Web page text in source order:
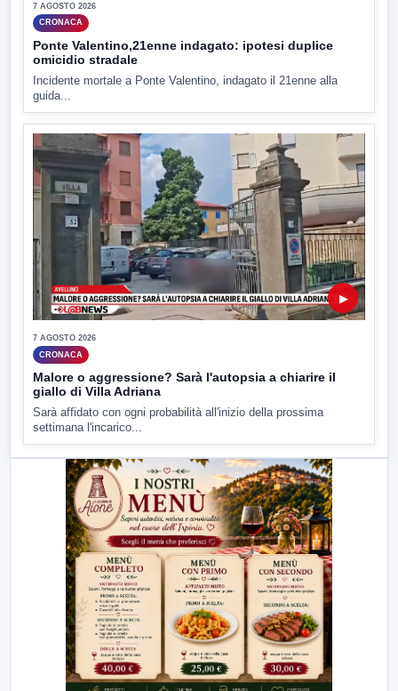
7 AGOSTO 2026
CRONACA
Ponte Valentino,21enne indagato: ipotesi duplice
omicidio stradale
Incidente mortale a Ponte Valentino, indagato il 21enne alla
guida...
▶
7 AGOSTO 2026
CRONACA
Malore o aggressione? Sarà l'autopsia a chiarire il
giallo di Villa Adriana
Sarà affidato con ogni probabilità all'inizio della prossima
settimana l'incarico...